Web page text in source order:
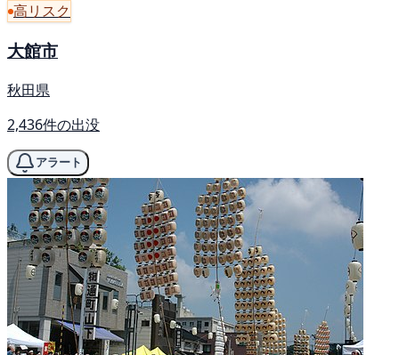
高リスク
大館市
秋田県
2,436件の出没
アラート